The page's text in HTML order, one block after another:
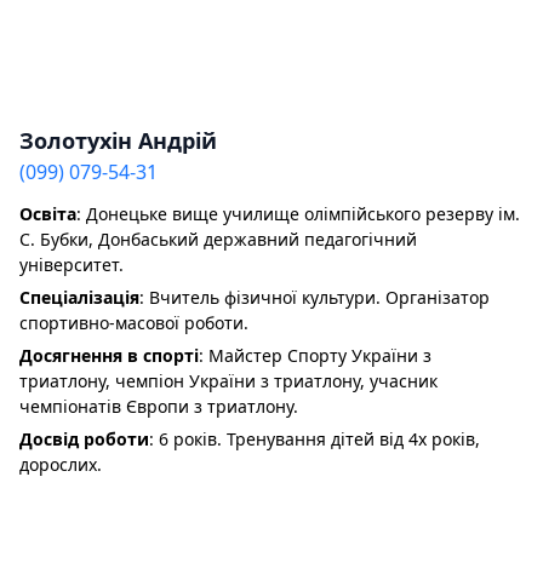
Золотухін Андрій
(099) 079-54-31
Освіта: Донецьке вище училище олімпійського резерву ім.
С. Бубки, Донбаський державний педагогічний
університет.
Спеціалізація: Вчитель фізичної культури. Організатор
спортивно-масової роботи.
Досягнення в спорті: Майстер Спорту України з
триатлону, чемпіон України з триатлону, учасник
чемпіонатів Європи з триатлону.
Досвід роботи: 6 років. Тренування дітей від 4х років,
дорослих.